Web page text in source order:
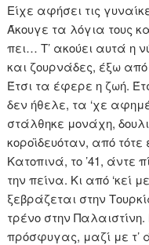
Είχε αφήσει τις
Άκουγε τα λόγια τους
πει… Τ’ ακούει αυτά η
και ζουρνάδες, έξω
Έτσι τα έφερε η ζωή.
δεν ήθελε, τα ‘χε
στάλθηκε μονάχη,
κοροϊδευόταν, από
Κατοπινά, το ’41, άντε
την πείνα. Κι από ‘κεί
ξεβράζεται στην
τρένο στην
πρόσφυγας, μαζί με τ’